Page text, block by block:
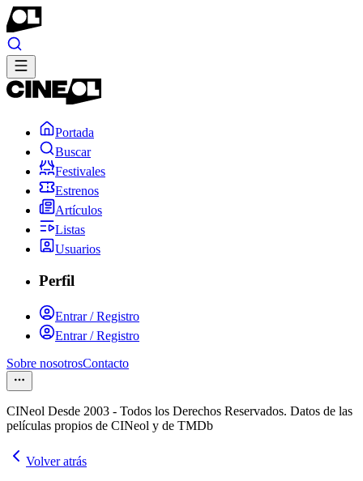
Portada
Buscar
Festivales
Estrenos
Artículos
Listas
Usuarios
Perfil
Entrar / Registro
Entrar / Registro
Sobre nosotrosContacto
CINeol Desde 2003 - Todos los Derechos Reservados. Datos de las
películas propios de CINeol y de TMDb
Volver atrás